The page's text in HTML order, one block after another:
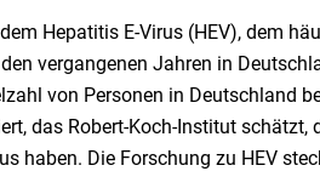
Hepatitis E-Virus (HEV), dem
vergangenen Jahren in
von Personen in Deutschland
das Robert-Koch-Institut schätzt,
haben. Die Forschung zu HEV